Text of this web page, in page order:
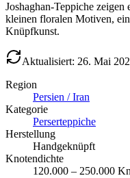
Joshaghan-Teppiche
kleinen floralen Motiven,
Knüpfkunst.
Aktualisiert: 26. Mai
Region
Persien / Iran
Kategorie
Perserteppiche
Herstellung
Handgeknüpft
Knotendichte
120.000 – 250.000